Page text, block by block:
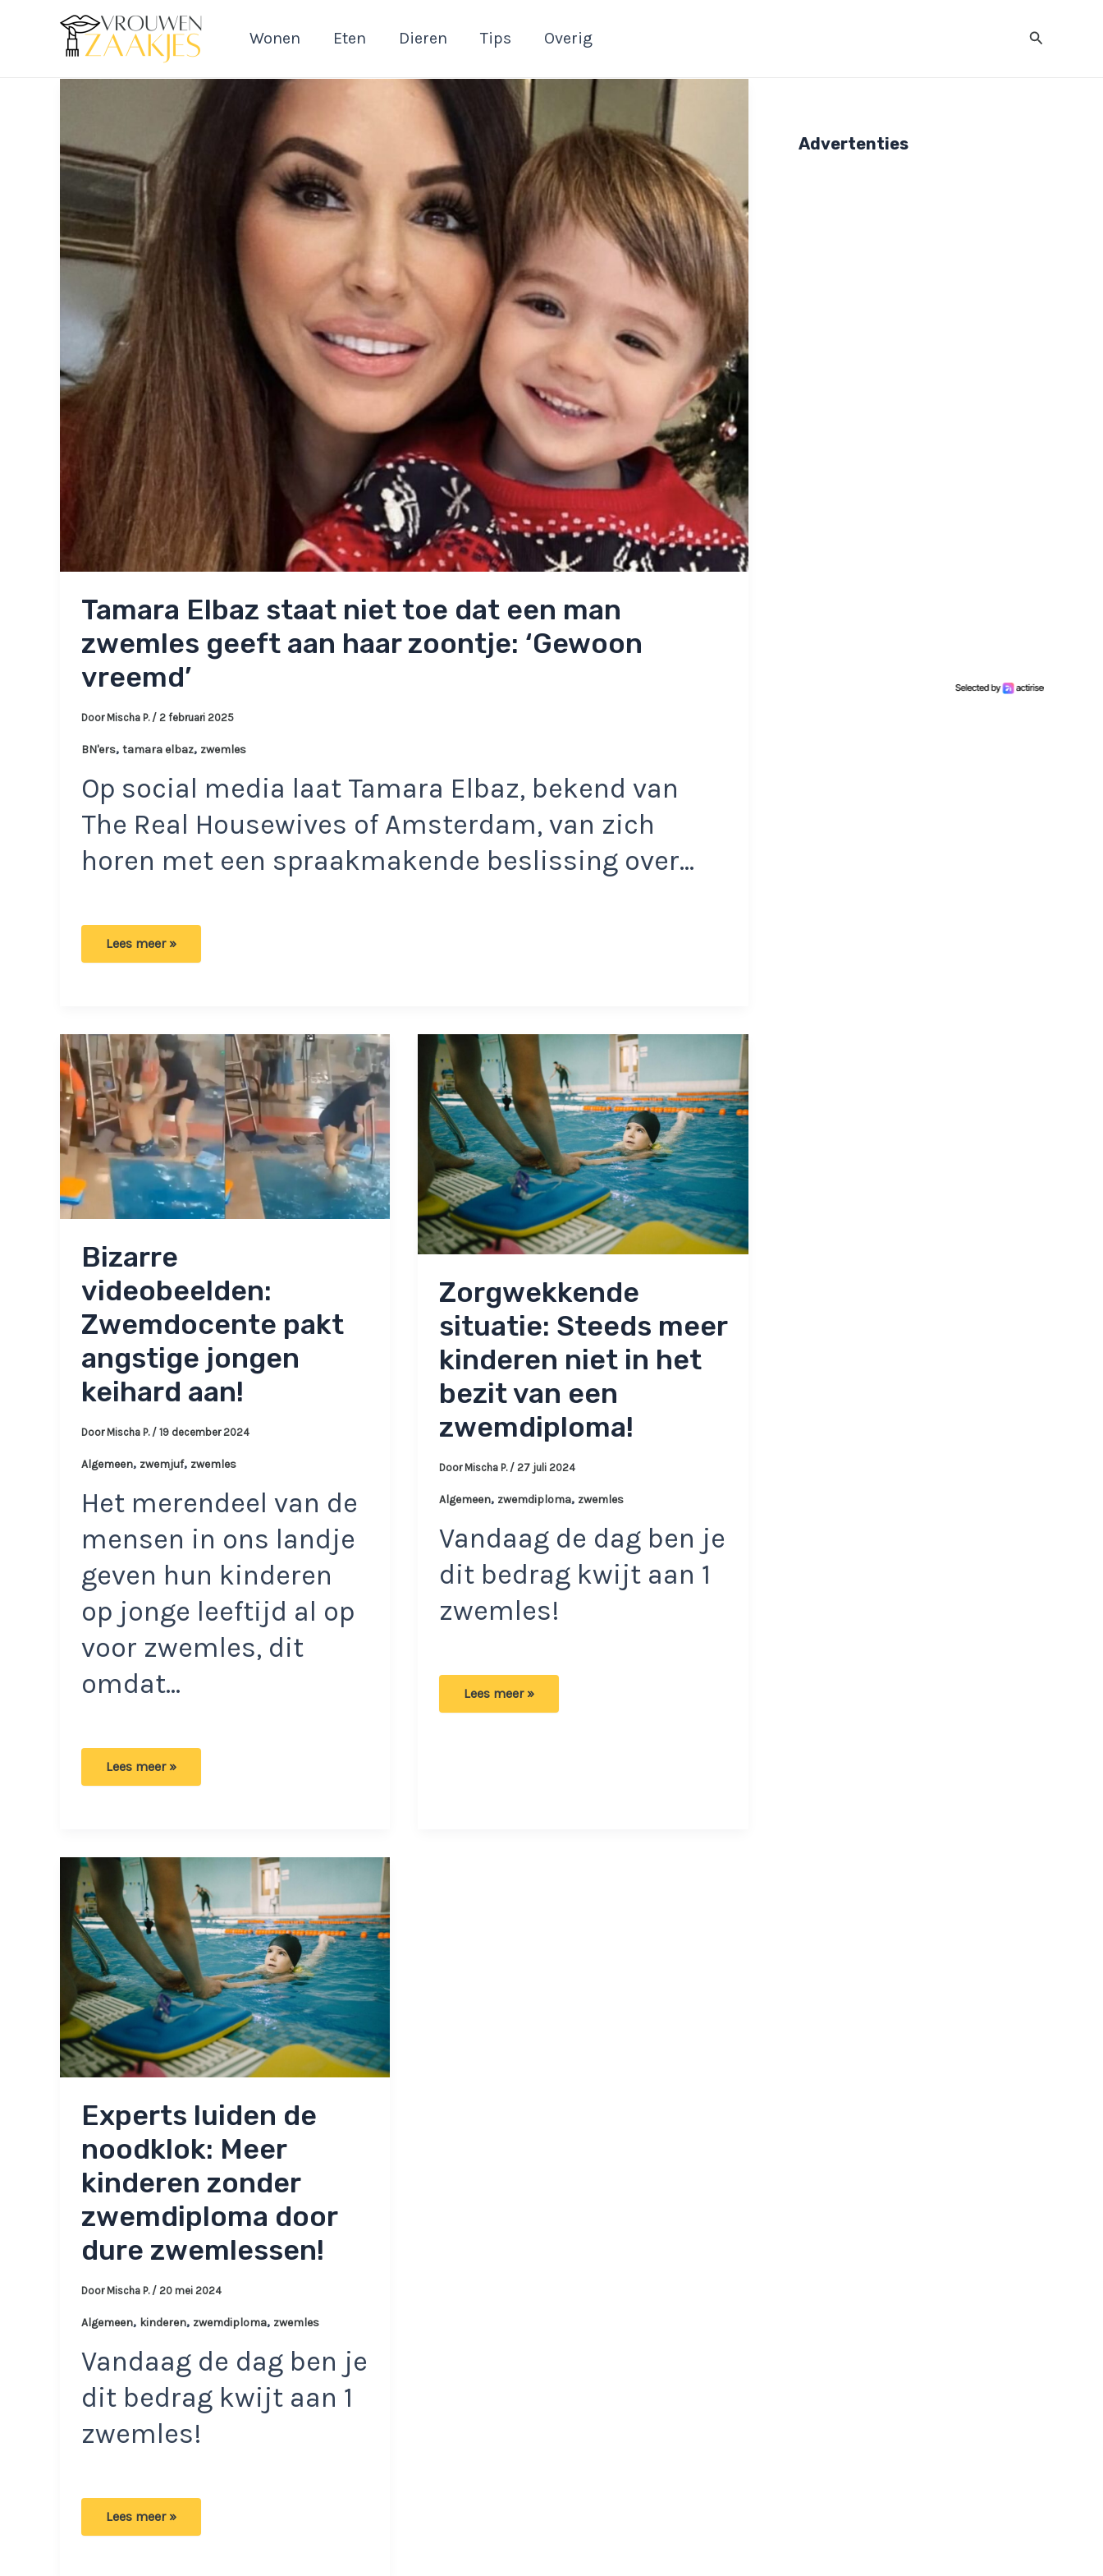
Wonen Eten Dieren Tips Overig Zoeken
Tamara Elbaz staat niet toe dat een man
zwemles geeft aan haar zoontje: ‘Gewoon
vreemd’
Door Mischa P. / 2 februari 2025
BN'ers, tamara elbaz, zwemles
Op social media laat Tamara Elbaz, bekend van
The Real Housewives of Amsterdam, van zich
horen met een spraakmakende beslissing over…
Tamara
man
zwemles
geeft
aan
haar
zoontje:
‘Gewoon
vreemd’
Lees meer »
Bizarre
videobeelden:
Zwemdocente pakt
angstige jongen
keihard aan!
Door Mischa P. / 19 december 2024
Algemeen, zwemjuf, zwemles
Het merendeel van de
mensen in ons landje
geven hun kinderen
op jonge leeftijd al op
voor zwemles, dit
omdat…
Bizarre
aan!
Lees meer »
Zorgwekkende
situatie: Steeds meer
kinderen niet in het
bezit van een
zwemdiploma!
Door Mischa P. / 27 juli 2024
Algemeen, zwemdiploma, zwemles
Vandaag de dag ben je
dit bedrag kwijt aan 1
zwemles!
Zorgwekkende
Lees meer »
Experts luiden de
noodklok: Meer
kinderen zonder
zwemdiploma door
dure zwemlessen!
Door Mischa P. / 20 mei 2024
Algemeen, kinderen, zwemdiploma, zwemles
Vandaag de dag ben je
dit bedrag kwijt aan 1
zwemles!
Experts
Lees meer »
Advertenties